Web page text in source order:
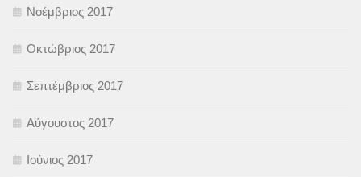
Νοέμβριος 2017
Οκτώβριος 2017
Σεπτέμβριος 2017
Αύγουστος 2017
Ιούνιος 2017